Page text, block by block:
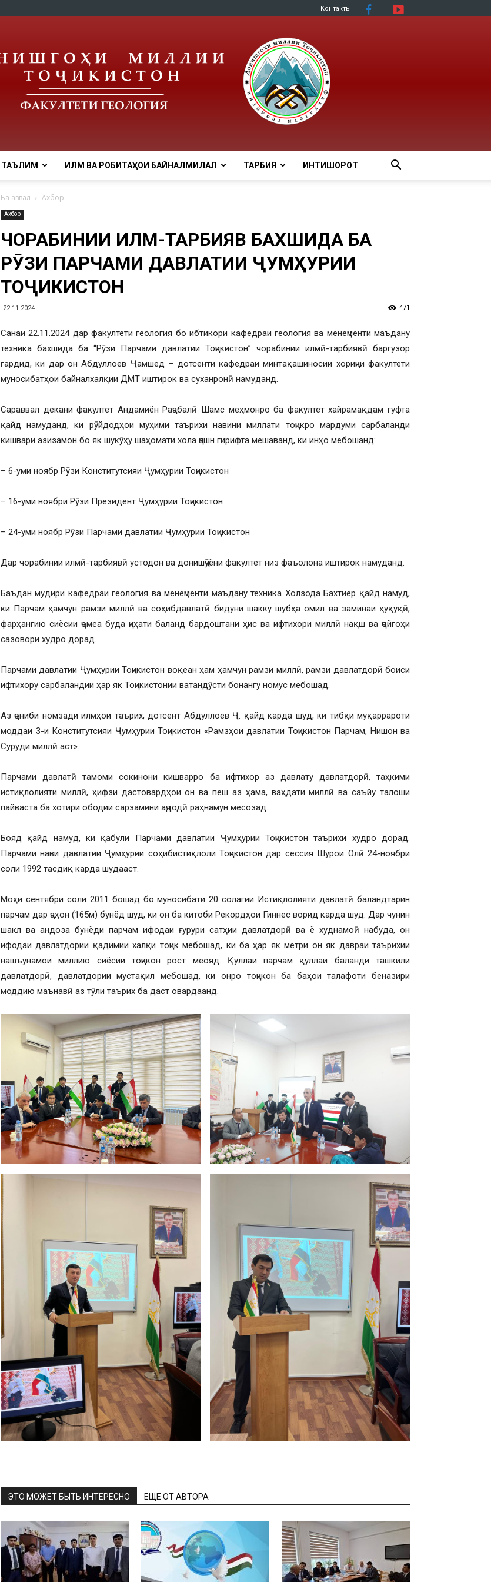
Контакты
ТАЪЛИМ ИЛМ ВА РОБИТАҲОИ БАЙНАЛМИЛАЛӢ ТАРБИЯ ИНТИШОРОТ
Ба аввал Ахбор
Ахбор
ЧОРАБИНИИ ИЛМӢ-ТАРБИЯВӢ БАХШИДА БА
РӮЗИ ПАРЧАМИ ДАВЛАТИИ ҶУМҲУРИИ
ТОҶИКИСТОН
22.11.2024 471
Санаи 22.11.2024 дар факултети геология бо ибтикори кафедраи геология ва менеҷменти маъдану
техника бахшида ба “Рӯзи Парчами давлатии Тоҷикистон” чорабинии илмӣ-тарбиявӣ баргузор
гардид, ки дар он Абдуллоев Ҷамшед – дотсенти кафедраи минтақашиносии хориҷии факултети
муносибатҳои байналхалқии ДМТ иштирок ва суханронӣ намуданд.
Сараввал декани факултет Андамиён Раҷабалӣ Шамс меҳмонро ба факултет хайрамақдам гуфта
қайд намуданд, ки рӯйдодҳои муҳими таърихи навини миллати тоҷикро мардуми сарбаланди
кишвари азизамон бо як шукӯҳу шаҳомати хола ҷашн гирифта мешаванд, ки инҳо мебошанд:
– 6-уми ноябр Рӯзи Конститутсияи Ҷумҳурии Тоҷикистон
– 16-уми ноябри Рӯзи Президент Ҷумҳурии Тоҷикистон
– 24-уми ноябр Рӯзи Парчами давлатии Ҷумҳурии Тоҷикистон
Дар чорабинии илмӣ-тарбиявӣ устодон ва донишҷӯёни факултет низ фаъолона иштирок намуданд.
Баъдан мудири кафедраи геология ва менеҷменти маъдану техника Холзода Бахтиёр қайд намуд,
ки Парчам ҳамчун рамзи миллӣ ва соҳибдавлатӣ бидуни шакку шубҳа омил ва заминаи ҳуқуқӣ,
фарҳангию сиёсии ҷомеа буда ҷиҳати баланд бардоштани ҳис ва ифтихори миллӣ нақш ва ҷойгоҳи
сазовори худро дорад.
Парчами давлатии Ҷумҳурии Тоҷикистон воқеан ҳам ҳамчун рамзи миллӣ, рамзи давлатдорӣ боиси
ифтихору сарбаландии ҳар як Тоҷикистонии ватандӯсти бонангу номус мебошад.
Аз ҷониби номзади илмҳои таърих, дотсент Абдуллоев Ҷ. қайд карда шуд, ки тибқи муқаррароти
моддаи 3-и Конститутсияи Ҷумҳурии Тоҷикистон «Рамзҳои давлатии Тоҷикистон Парчам, Нишон ва
Суруди миллӣ аст».
Парчами давлатӣ тамоми сокинони кишварро ба ифтихор аз давлату давлатдорӣ, таҳкими
истиқлолияти миллӣ, ҳифзи дастовардҳои он ва пеш аз ҳама, ваҳдати миллӣ ва саъйу талоши
пайваста ба хотири ободии сарзамини аҷдодӣ раҳнамун месозад.
Бояд қайд намуд, ки қабули Парчами давлатии Ҷумҳурии Тоҷикистон таърихи худро дорад.
Парчами нави давлатии Ҷумҳурии соҳибистиқлоли Тоҷикистон дар сессия Шурои Олӣ 24-ноябри
соли 1992 тасдиқ карда шудааст.
Моҳи сентябри соли 2011 бошад бо муносибати 20 солагии Истиқлолияти давлатӣ баландтарин
парчам дар ҷаҳон (165м) бунёд шуд, ки он ба китоби Рекордҳои Гиннес ворид карда шуд. Дар чунин
шакл ва андоза бунёди парчам ифодаи ғурури сатҳии давлатдорӣ ва ё худнамоӣ набуда, он
ифодаи давлатдории қадимии халқи тоҷик мебошад, ки ба ҳар як метри он як давраи таърихии
нашъунамои миллию сиёсии тоҷикон рост меояд. Қуллаи парчам қуллаи баланди ташкили
давлатдорӣ, давлатдории мустақил мебошад, ки онро тоҷикон ба баҳои талафоти беназири
моддию маънавӣ аз тӯли таърих ба даст овардаанд.
ЭТО МОЖЕТ БЫТЬ ИНТЕРЕСНО ЕЩЕ ОТ АВТОРА